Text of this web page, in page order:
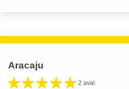
Aracaju
2 aval.